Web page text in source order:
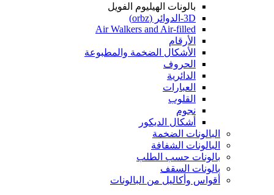
بالونات الهيليوم الفويل
3D-الدوائر (orbz)
Air Walkers and Air-filled
الأرقام
الأشكال الضخمة والمطبوعة
الحروف
الدائرية
العبارات
القلوب
نجوم
أشكال الديكور
البالونات الضخمة
البالونات الشفافة
بالونات حسب الطلب
بالونات السقف
أقواس وأكاليل من البالونات